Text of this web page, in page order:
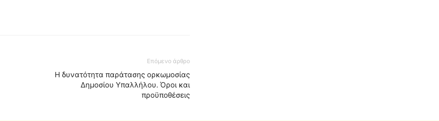
Επόμενο άρθρο
Η δυνατότητα παράτασης ορκωμοσίας
Δημοσίου Υπαλλήλου. Όροι και
προϋποθέσεις